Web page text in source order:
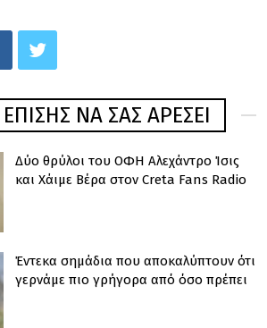
ΝΑ ΣΑΣ ΑΡΈΣΕΙ
Δύο θρύλοι του ΟΦΗ Αλεχάντρο Ίσις
και Χάιμε Βέρα στον Creta Fans Radio
Έντεκα σημάδια που αποκαλύπτουν ότι
γερνάμε πιο γρήγορα από όσο πρέπει